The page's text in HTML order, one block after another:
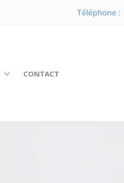
Téléphone :
CONTACT